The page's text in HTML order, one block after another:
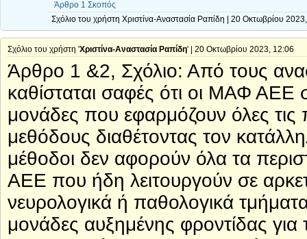
Άρθρο 1 Σκοπός
Σχόλιο του χρήστη Χριστίνα-Αναστασία Ραπίδη | 20 Οκτωβρίου
Σχόλιο του χρήστη 'Χριστίνα-Αναστασία Ραπίδη' | 20 Οκτωβρίου 2023, 12:06
Άρθρο 1 &2, Σχόλιο: Από τους
καθίσταται σαφές ότι οι ΜΑΦ ΑΕΕ
μονάδες που εφαρμόζουν όλες τις
μεθόδους διαθέτοντας τον
μέθοδοι δεν αφορούν όλα τα
ΑΕΕ που ήδη λειτουργούν σε
νευρολογικά ή παθολογικά
μονάδες αυξημένης φροντίδας για